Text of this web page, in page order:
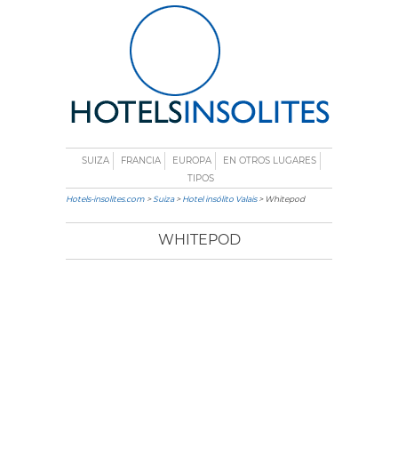
SUIZA FRANCIA EUROPA
EN OTROS LUGARES
TIPOS
Hotels-insolites.com >Suiza>Hotel insólito Valais> Whitepod
WHITEPOD